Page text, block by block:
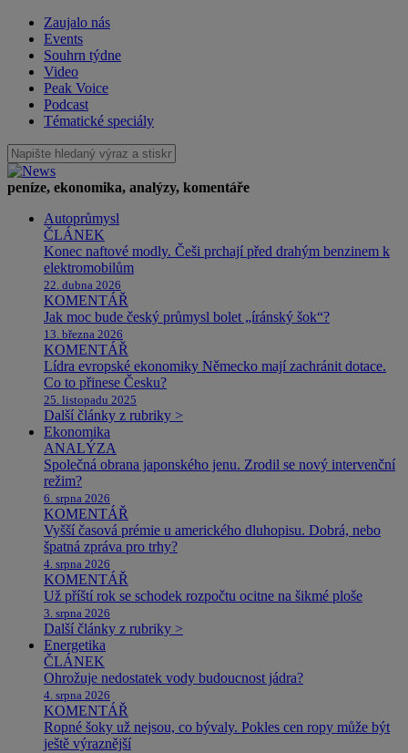
Zaujalo nás
Events
Souhrn týdne
Video
Peak Voice
Podcast
Tématické speciály
peníze, ekonomika, analýzy, komentáře
Autoprůmysl
ČLÁNEK
Konec naftové modly. Češi prchají před drahým benzinem k
elektromobilům
22. dubna 2026
KOMENTÁŘ
Jak moc bude český průmysl bolet „íránský šok“?
13. března 2026
KOMENTÁŘ
Lídra evropské ekonomiky Německo mají zachránit dotace.
Co to přinese Česku?
25. listopadu 2025
Další články z rubriky >
Ekonomika
ANALÝZA
Společná obrana japonského jenu. Zrodil se nový intervenční
režim?
6. srpna 2026
KOMENTÁŘ
Vyšší časová prémie u amerického dluhopisu. Dobrá, nebo
špatná zpráva pro trhy?
4. srpna 2026
KOMENTÁŘ
Už příští rok se schodek rozpočtu ocitne na šikmé ploše
3. srpna 2026
Další články z rubriky >
Energetika
ČLÁNEK
Ohrožuje nedostatek vody budoucnost jádra?
4. srpna 2026
KOMENTÁŘ
Ropné šoky už nejsou, co bývaly. Pokles cen ropy může být
ještě výraznější